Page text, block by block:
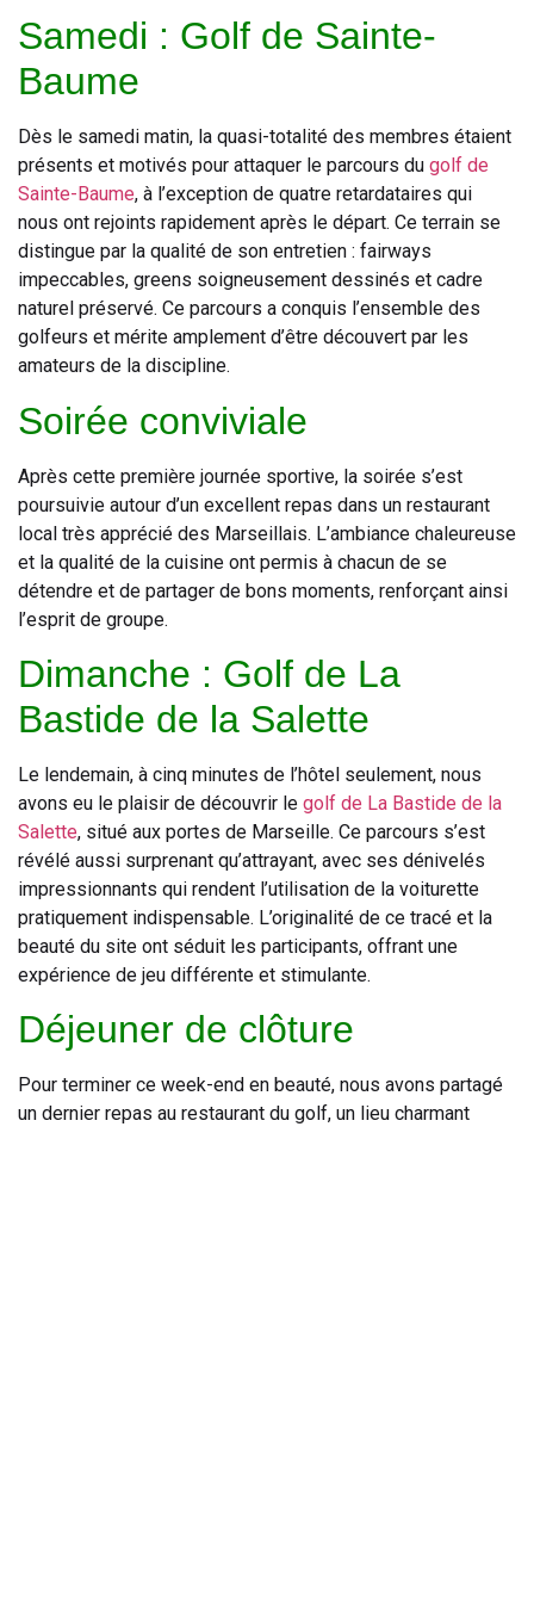
Samedi : Golf de Sainte-
Baume
Dès le samedi matin, la quasi-totalité des membres étaient
présents et motivés pour attaquer le parcours du golf de
Sainte-Baume, à l’exception de quatre retardataires qui
nous ont rejoints rapidement après le départ. Ce terrain se
distingue par la qualité de son entretien : fairways
impeccables, greens soigneusement dessinés et cadre
naturel préservé. Ce parcours a conquis l’ensemble des
golfeurs et mérite amplement d’être découvert par les
amateurs de la discipline.
Soirée conviviale
Après cette première journée sportive, la soirée s’est
poursuivie autour d’un excellent repas dans un restaurant
local très apprécié des Marseillais. L’ambiance chaleureuse
et la qualité de la cuisine ont permis à chacun de se
détendre et de partager de bons moments, renforçant ainsi
l’esprit de groupe.
Dimanche : Golf de La
Bastide de la Salette
Le lendemain, à cinq minutes de l’hôtel seulement, nous
avons eu le plaisir de découvrir le golf de La Bastide de la
Salette, situé aux portes de Marseille. Ce parcours s’est
révélé aussi surprenant qu’attrayant, avec ses dénivelés
impressionnants qui rendent l’utilisation de la voiturette
pratiquement indispensable. L’originalité de ce tracé et la
beauté du site ont séduit les participants, offrant une
expérience de jeu différente et stimulante.
Déjeuner de clôture
Pour terminer ce week-end en beauté, nous avons partagé
un dernier repas au restaurant du golf, un lieu charmant